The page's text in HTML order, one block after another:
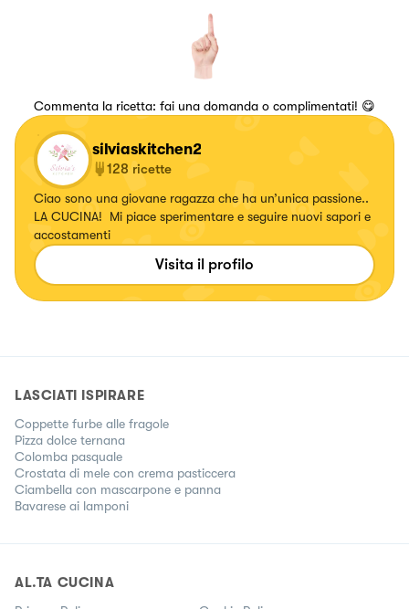
Commenta la ricetta: fai una domanda o complimentati! 😋
silviaskitchen2
128 ricette
Ciao sono una giovane ragazza che ha un’unica passione..
LA CUCINA! Mi piace sperimentare e seguire nuovi sapori e
accostamenti
Visita il profilo
LASCIATI ISPIRARE
Coppette furbe alle fragole
Pizza dolce ternana
Colomba pasquale
Crostata di mele con crema pasticcera
Ciambella con mascarpone e panna
Bavarese ai lamponi
AL.TA CUCINA